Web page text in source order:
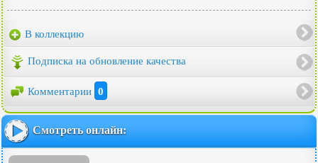
В коллекцию
Подписка на обновление качества
Комментарии 0
Смотреть онлайн: